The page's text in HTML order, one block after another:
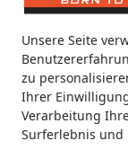
Unsere Seite
zu
Ihrer
Verarbeitung
Surferlebnis und
Alle Produkte
Alle
Noch 5